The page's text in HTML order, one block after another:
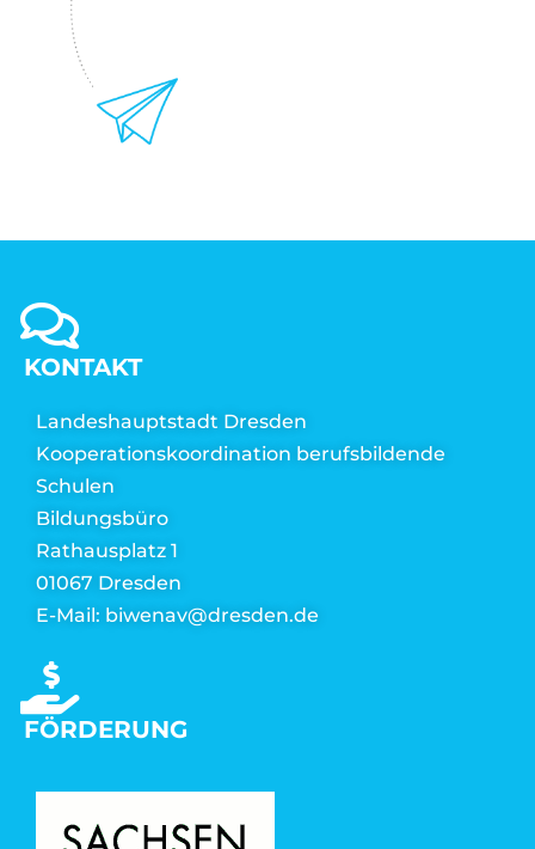
KONTAKT
Landeshauptstadt Dresden
Kooperationskoordination berufsbildende
Schulen
Bildungsbüro
Rathausplatz 1
01067 Dresden
E-Mail: biwenav@dresden.de
FÖRDERUNG